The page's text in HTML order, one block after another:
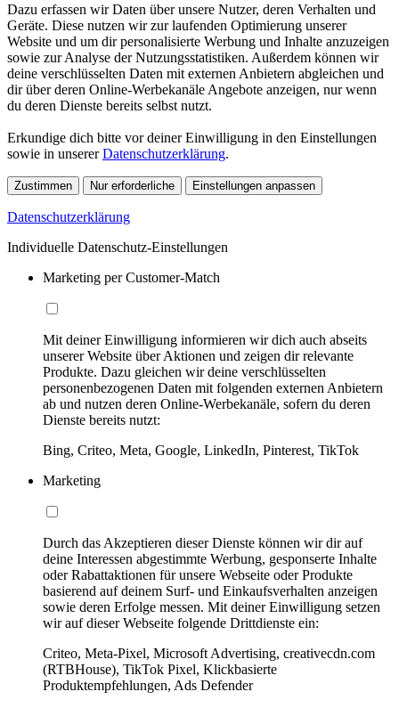
Dazu erfassen wir Daten über unsere Nutzer, deren Verhalten und
Geräte. Diese nutzen wir zur laufenden Optimierung unserer
Website und um dir personalisierte Werbung und Inhalte anzuzeigen
sowie zur Analyse der Nutzungsstatistiken. Außerdem können wir
deine verschlüsselten Daten mit externen Anbietern abgleichen und
dir über deren Online-Werbekanäle Angebote anzeigen, nur wenn
du deren Dienste bereits selbst nutzt.
Erkundige dich bitte vor deiner Einwilligung in den Einstellungen
sowie in unsererDatenschutzerklärung.
Zustimmen Nur erforderliche Einstellungen anpassen
Datenschutzerklärung
Individuelle Datenschutz-Einstellungen
Marketing per Customer-Match
Mit deiner Einwilligung informieren wir dich auch abseits
unserer Website über Aktionen und zeigen dir relevante
Produkte. Dazu gleichen wir deine verschlüsselten
personenbezogenen Daten mit folgenden externen Anbietern
ab und nutzen deren Online-Werbekanäle, sofern du deren
Dienste bereits nutzt:
Bing, Criteo, Meta, Google, LinkedIn, Pinterest, TikTok
Marketing
Durch das Akzeptieren dieser Dienste können wir dir auf
deine Interessen abgestimmte Werbung, gesponserte Inhalte
oder Rabattaktionen für unsere Webseite oder Produkte
basierend auf deinem Surf- und Einkaufsverhalten anzeigen
sowie deren Erfolge messen. Mit deiner Einwilligung setzen
wir auf dieser Webseite folgende Drittdienste ein:
Criteo, Meta-Pixel, Microsoft Advertising, creativecdn.com
(RTBHouse), TikTok Pixel, Klickbasierte
Produktempfehlungen, Ads Defender